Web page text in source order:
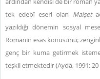
tek edebî eseri olan Maişet
yazıldığı dönemin sosyal
Romanın esas konusunu;
genç bir kuma getirmek
teşkil etmektedir (Ayda, 1991: